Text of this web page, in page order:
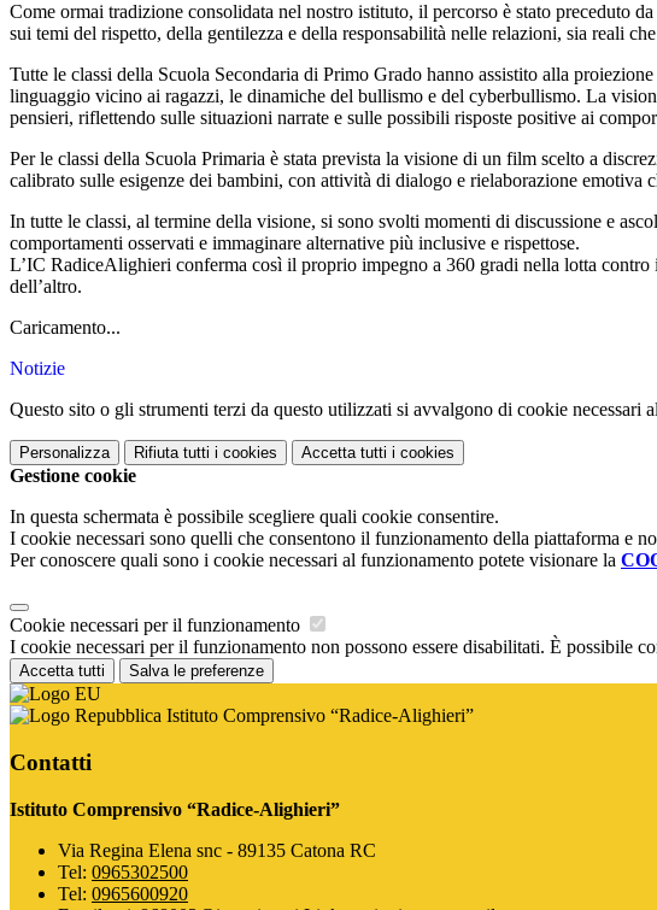
Come ormai tradizione consolidata nel nostro istituto, il percorso è stato preceduto da
sui temi del rispetto, della gentilezza e della responsabilità nelle relazioni, sia reali
Tutte le classi della Scuola Secondaria di Primo Grado hanno assistito alla
linguaggio vicino ai ragazzi, le dinamiche del bullismo e del cyberbullismo. La
pensieri, riflettendo sulle situazioni narrate e sulle possibili risposte positive ai
Per le classi della Scuola Primaria è stata prevista la visione di un film scelto a
calibrato sulle esigenze dei bambini, con attività di dialogo e rielaborazione emotiva
In tutte le classi, al termine della visione, si sono svolti momenti di discussione e
comportamenti osservati e immaginare alternative più inclusive e rispettose.
L’IC RadiceAlighieri conferma così il proprio impegno a 360 gradi nella lotta contro
dell’altro.
Caricamento...
Notizie
Questo sito o gli strumenti terzi da questo utilizzati si avvalgono di cookie necessari
Personalizza Rifiuta tutti i cookies Accetta tutti i cookies
Gestione cookie
In questa schermata è possibile scegliere quali cookie consentire.
I cookie necessari sono quelli che consentono il funzionamento della piattaforma e
Per conoscere quali sono i cookie necessari al funzionamento potete visionare la
Cookie necessari per il funzionamento
I cookie necessari per il funzionamento non possono essere disabilitati. È possibile
Accetta tutti Salva le preferenze
Istituto Comprensivo “Radice-Alighieri”
Contatti
Istituto Comprensivo “Radice-Alighieri”
Via Regina Elena snc - 89135 Catona RC
Tel: 0965302500
Tel: 0965600920